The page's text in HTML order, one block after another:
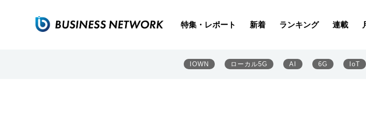
特集・レポート 新着 ランキング 連載
IOWN ローカル5G AI 6G IoT